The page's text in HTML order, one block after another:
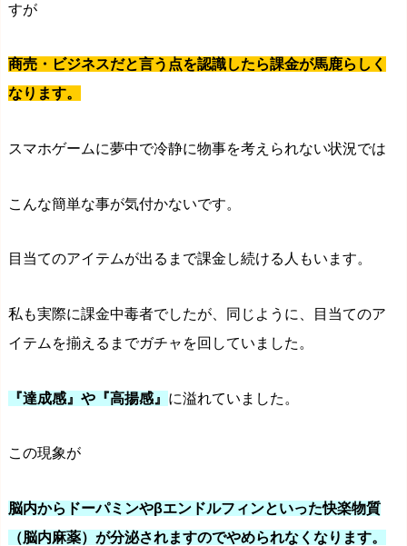
すが
商売・ビジネスだと言う点を認識したら課金が馬鹿らしく
なります。
スマホゲームに夢中で冷静に物事を考えられない状況では
こんな簡単な事が気付かないです。
目当てのアイテムが出るまで課金し続ける人もいます。
私も実際に課金中毒者でしたが、同じように、目当てのア
イテムを揃えるまでガチャを回していました。
『達成感』や『高揚感』 に溢れていました。
この現象が
脳内からドーパミンやβエンドルフィンといった快楽物質
（脳内麻薬）が分泌されますのでやめられなくなります。